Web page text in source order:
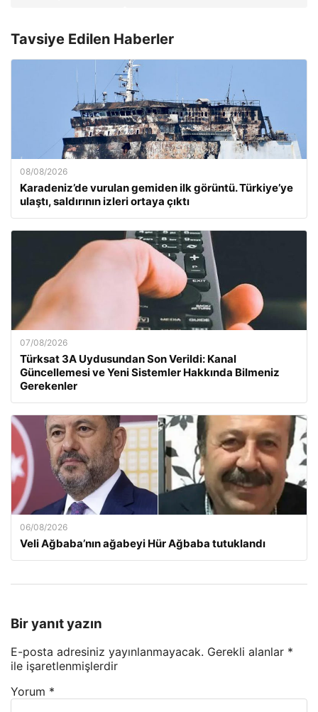
Tavsiye Edilen Haberler
08/08/2026
Karadeniz’de vurulan gemiden ilk görüntü. Türkiye’ye
ulaştı, saldırının izleri ortaya çıktı
07/08/2026
Türksat 3A Uydusundan Son Verildi: Kanal
Güncellemesi ve Yeni Sistemler Hakkında Bilmeniz
Gerekenler
06/08/2026
Veli Ağbaba’nın ağabeyi Hür Ağbaba tutuklandı
Bir yanıt yazın
E-posta adresiniz yayınlanmayacak. Gerekli alanlar *
ile işaretlenmişlerdir
Yorum *